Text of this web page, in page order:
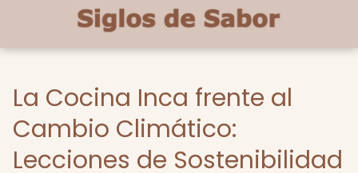
La Cocina Inca frente al
Cambio Climático:
Lecciones de Sostenibilidad